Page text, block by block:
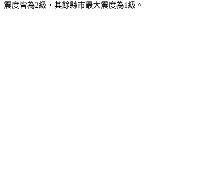
震度皆為2級，其餘縣市最大震度為1級。